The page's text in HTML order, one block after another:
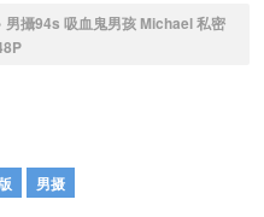
男攝94s 吸血鬼男孩 Michael 私密
男摄